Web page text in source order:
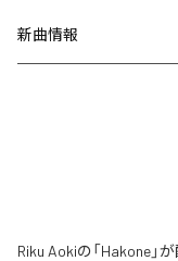
新曲情報
Riku Aokiの「Hakone